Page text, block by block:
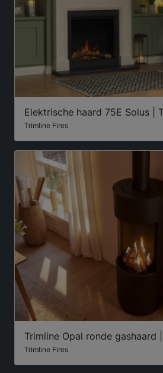
Elektrische haard 75E Solus |
Trimline Fires
Trimline Opal ronde gashaard
Trimline Fires